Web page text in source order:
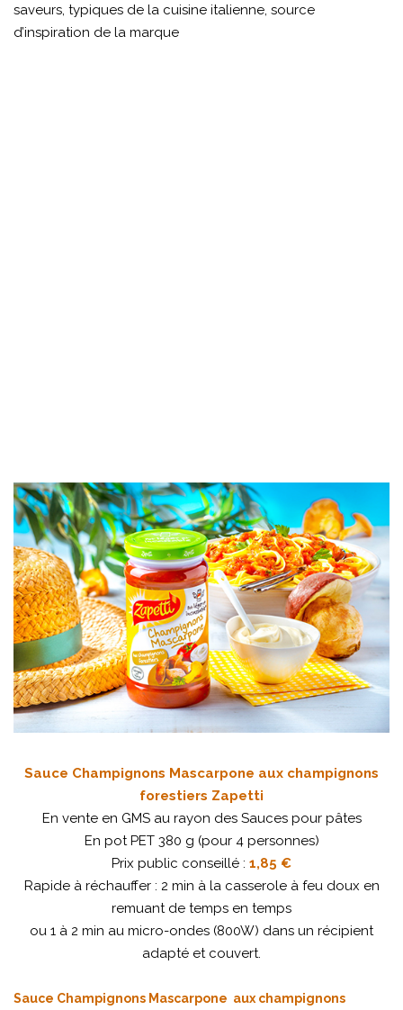
saveurs, typiques de la cuisine italienne, source
d’inspiration de la marque
Sauce Champignons Mascarpone aux champignons
forestiers Zapetti
En vente en GMS au rayon des Sauces pour pâtes
En pot PET 380 g (pour 4 personnes)
Prix public conseillé : 1,85 €
Rapide à réchauffer : 2 min à la casserole à feu doux en
remuant de temps en temps
ou 1 à 2 min au micro-ondes (800W) dans un récipient
adapté et couvert.
Sauce Champignons Mascarpone aux champignons